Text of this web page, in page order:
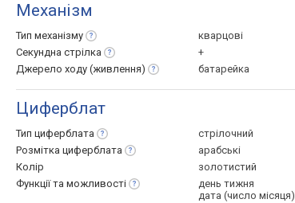
Механізм
Тип механізму
кварцові
Секундна стрілка
+
Джерело ходу (живлення) батарейка
Циферблат
Тип циферблата
стрілочний
Розмітка циферблата
арабські
Колір
золотистий
Функції та можливості
день тижня
дата (число місяця)